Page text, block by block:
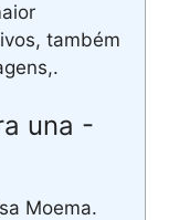
também
una -
Moema.